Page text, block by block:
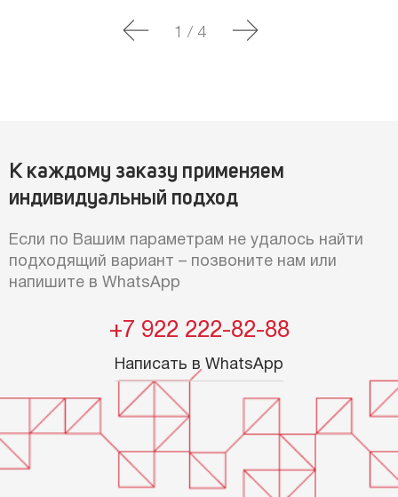
1 / 4
К каждому заказу применяем
индивидуальный подход
Если по Вашим параметрам не удалось найти
подходящий вариант – позвоните нам или
напишите в WhatsApp
+7 922 222-82-88
Написать в WhatsApp